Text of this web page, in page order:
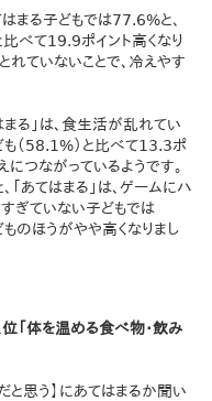
まる子どもでは77.6%と、
比べて19.9ポイント高くなり
れていないことで、冷えやす
る」は、食生活が乱れてい
（58.1%）と比べて13.3ポ
つながっているようです。
あてはまる」は、ゲームにハ
ぎていない子どもでは
のほうがやや高くなりまし
「体を温める食べ物・飲み
と思う】にあてはまるか聞い